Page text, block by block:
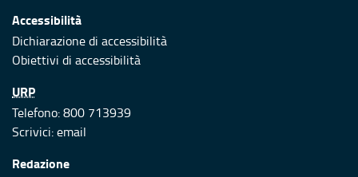
Accessibilità
Dichiarazione di accessibilità
Obiettivi di accessibilità
URP
Telefono: 800 713939
Scrivici:email
Redazione